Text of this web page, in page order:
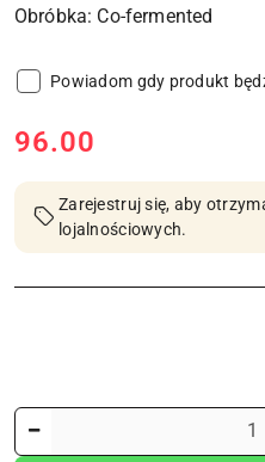
Powiadom gdy produkt
cena:
96.00
Zarejestruj się, aby
lojalnościowych.